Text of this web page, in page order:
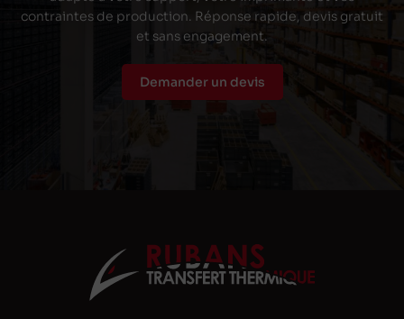
contraintes de production. Réponse rapide, devis gratuit
et sans engagement.
Demander un devis